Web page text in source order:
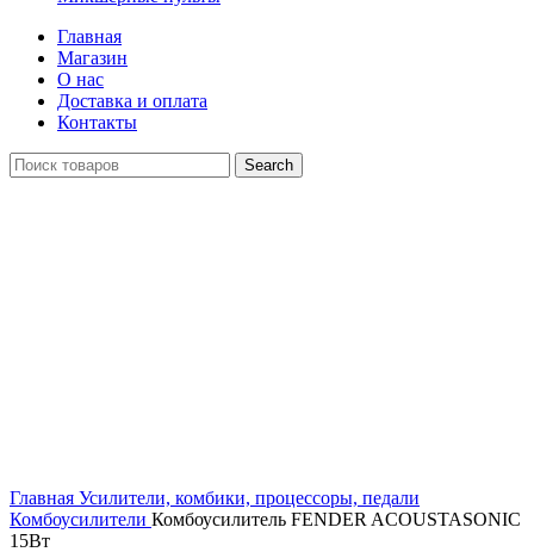
Главная
Магазин
О нас
Доставка и оплата
Контакты
Search
Главная Усилители, комбики, процессоры, педали
Комбоусилители Комбоусилитель FENDER ACOUSTASONIC
15Вт